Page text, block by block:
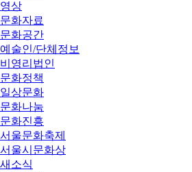
영상
문화자료
문화공간
예술인/단체정보
비영리법인
문화정책
일상문화
문화나눔
문화진흥
서울문화축제
서울시문화상
새소식